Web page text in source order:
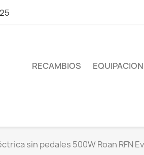
RECAMBIOS
sin pedales 500W Roan RFN